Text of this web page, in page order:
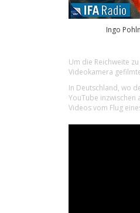
Ingo
Um die Reichweite
Videokamera
In Deutschland, wo
YouTube inzwischen
Videos vom Flug